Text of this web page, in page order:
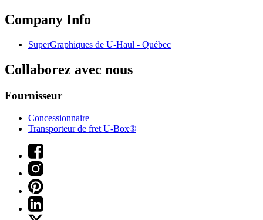
Company Info
SuperGraphiques de U-Haul - Québec
Collaborez avec nous
Fournisseur
Concessionnaire
Transporteur de fret U-Box®